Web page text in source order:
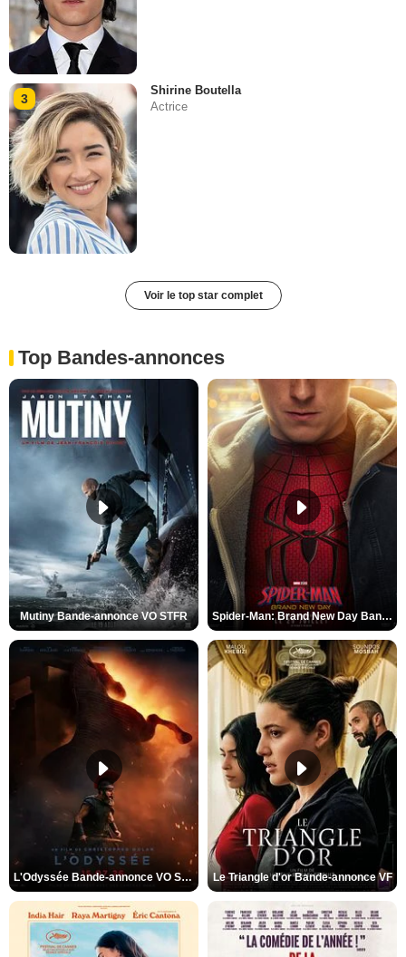
3
Shirine Boutella
Actrice
Voir le top star complet
Top Bandes-annonces
Mutiny Bande-annonce VO STFR Spider-Man: Brand New Day Bande-annonce VO STFR
L'Odyssée Bande-annonce VO STFR Le Triangle d'or Bande-annonce VF